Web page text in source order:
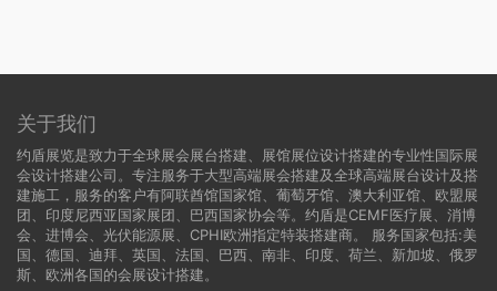
关于我们
约盾展览是致力于全球展会展台搭建、展馆展位设计搭建的专业性国际展
会设计搭建公司。专注服务于大型高端展会搭建及全球高端展台设计及搭
建施工，服务的客户有阿联酋馆国家馆、葡萄牙馆、澳大利亚馆、欧盟展
团、印度尼西亚国家展团、巴西国家协会等。约盾是CEMF医疗展、消博
会、进博会、光伏能源展、CPHI欧洲指定特装搭建商。 服务国家包括:美
国、 德国、迪拜、英国、法国、巴西、南非、印度、荷兰、新加坡、俄罗
斯、欧洲各国的会展设计搭建。